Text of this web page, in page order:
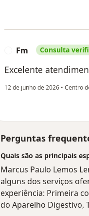
Fm Consulta
Excelente
12 de junho de 2026 • Centro
Perguntas
Quais são as principais
Marcus Paulo Lemos
alguns dos serviços
experiência: Primeira
do Aparelho Digestivo,